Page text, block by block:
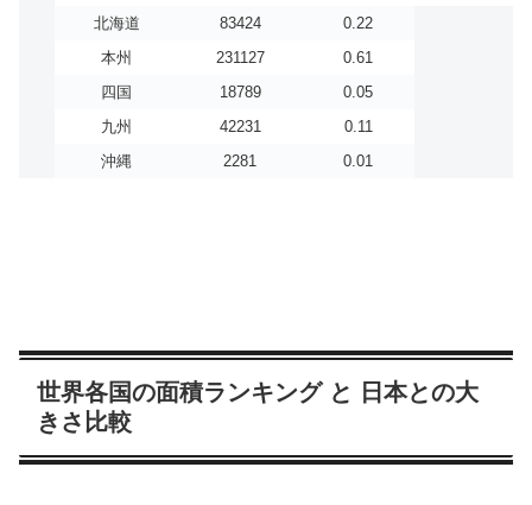
北海道
83424
0.22
本州
231127
0.61
四国
18789
0.05
九州
42231
0.11
沖縄
2281 0.01
世界各国の面積ランキング と 日本との大
きさ比較